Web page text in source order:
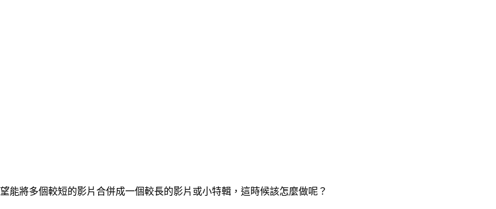
將多個較短的影片合併成一個較長的影片或小特輯，這時候該怎麼做呢？